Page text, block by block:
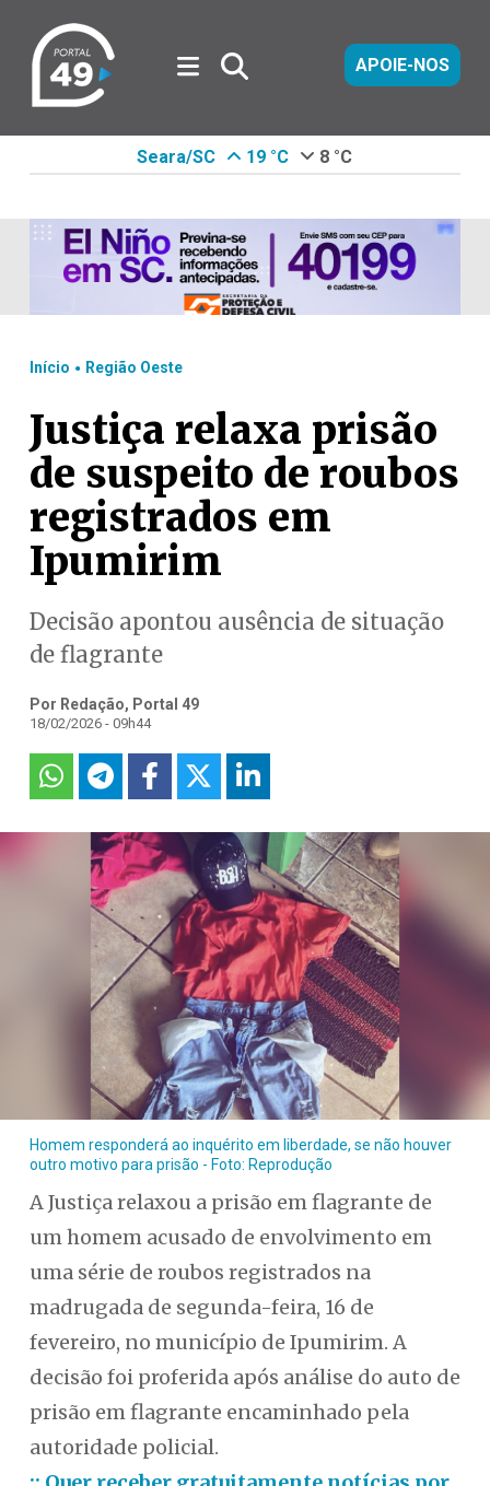
APOIE-NOS
Seara/SC 19 °C 8 °C
Início . Região Oeste
Justiça relaxa prisão
de suspeito de roubos
registrados em
Ipumirim
Decisão apontou ausência de situação
de flagrante
Por Redação, Portal 49
18/02/2026 - 09h44
Homem responderá ao inquérito em liberdade, se não houver
outro motivo para prisão - Foto: Reprodução
A Justiça relaxou a prisão em flagrante de
um homem acusado de envolvimento em
uma série de roubos registrados na
madrugada de segunda-feira, 16 de
fevereiro, no município de Ipumirim. A
decisão foi proferida após análise do auto de
prisão em flagrante encaminhado pela
autoridade policial.